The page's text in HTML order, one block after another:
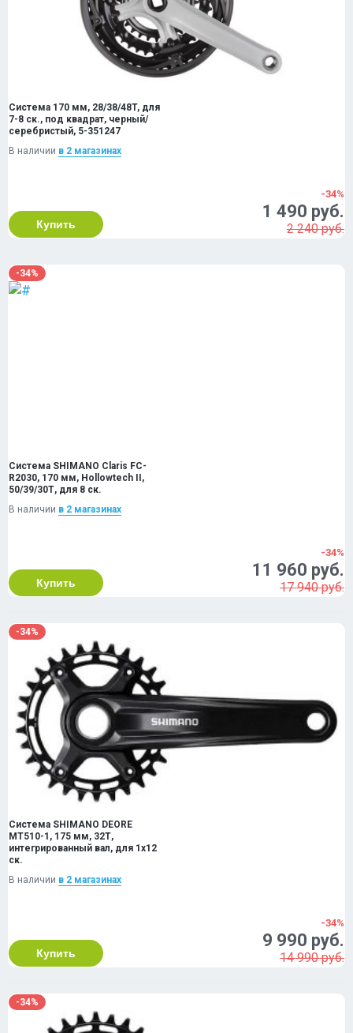
Система 170 мм, 28/38/48T, для
7-8 ск., под квадрат, черный/
серебристый, 5-351247
В наличии в 2 магазинах
Купить
-34%
1 490 руб.
2 240 руб.
-34%
Система SHIMANO Claris FC-
R2030, 170 мм, Hollowtech II,
50/39/30Т, для 8 ск.
В наличии в 2 магазинах
Купить
-34%
11 960 руб.
17 940 руб.
-34%
Система SHIMANO DEORE
MT510-1, 175 мм, 32Т,
интегрированный вал, для 1x12
ск.
В наличии в 2 магазинах
Купить
-34%
9 990 руб.
14 990 руб.
-34%